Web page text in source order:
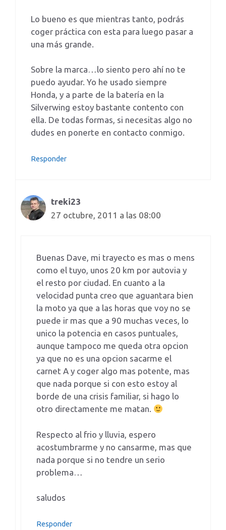
Lo bueno es que mientras tanto, podrás
coger práctica con esta para luego pasar a
una más grande.
Sobre la marca…lo siento pero ahí no te
puedo ayudar. Yo he usado siempre
Honda, y a parte de la batería en la
Silverwing estoy bastante contento con
ella. De todas formas, si necesitas algo no
dudes en ponerte en contacto conmigo.
Responder
treki23
27 octubre, 2011 a las 08:00
Buenas Dave, mi trayecto es mas o mens
como el tuyo, unos 20 km por autovia y
el resto por ciudad. En cuanto a la
velocidad punta creo que aguantara bien
la moto ya que a las horas que voy no se
puede ir mas que a 90 muchas veces, lo
unico la potencia en casos puntuales,
aunque tampoco me queda otra opcion
ya que no es una opcion sacarme el
carnet A y coger algo mas potente, mas
que nada porque si con esto estoy al
borde de una crisis familiar, si hago lo
otro directamente me matan.
Respecto al frio y lluvia, espero
acostumbrarme y no cansarme, mas que
nada porque si no tendre un serio
problema…
saludos
Responder